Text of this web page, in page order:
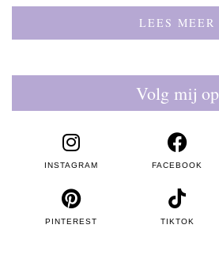
LEES MEER
Volg mij op
INSTAGRAM FACEBOOK
PINTEREST TIKTOK